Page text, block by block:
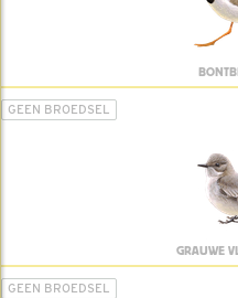
GEEN BROEDSEL
GRAUWE
GEEN BROEDSEL